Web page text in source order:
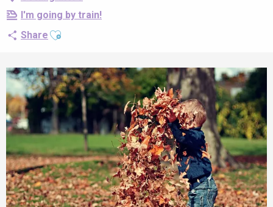
I'm going by train!
Share Ajouter aux favoris